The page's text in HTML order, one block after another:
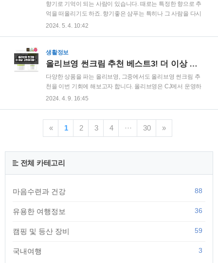
는 고유의 장점과 단점을 가지고 있으며, 개인의 피부 타입과 민
감도에 따라 선택이 달라질 수 있습니다. 자외선 차단제를 선택
할 때는 자신의 피부 상태와 사용 환경을 고려하고, 필요시 전문
가의 상담을 받는 것이 바람직합니다. 유..
향기로 기억이 되는 사람이 있습니다. 때로는 특정한 향으로 추
억을 떠올리기도 하죠. 향기좋은 샴푸는 특히나 그 사람을 다시
한번 되돌아보게 되는 매력을 가지고 있습니다. 특히나 연인간
다. 향기좋은 샴푸 순위는 사람에 따라 다를 수 있습니다. 누군
가에게는 너무나도 향기좋은 샴푸일 수 있지만, 다른 이에게는
굉장히 어려운 작업 중 하나입니다. 차라리 아무 향이 나지 않고
냄새라도 나지 않게 유지하는 것이 더 효과적일지 모르죠. 하지
만 그래도 향기좋은 샴푸를 포기할 수 없다면 찾아야죠. 샴푸의
향기를 결정하는 것은? 향기좋은 샴푸 순위..
2024. 5. 4. 10:42
생활정보
올리브영 썬크림 추천 베스트3! 더 이상 고민하지마~
다양한 상품을 파는 올리브영, 그중에서도 올리브영 썬크림 추
천을 이번 기회에 해보고자 합니다. 올리브영은 CJ에서 운영하
는 부티앤헬스 스토어로서 드럭스토어를 표방하여 만들었지만
썬, 즉 태앙의 자외선으로부터 피부를 보호하기 위한 제품입니
다. 현재 올리브영에는 다양한 썬크림을 판매하고 있는데요. 오
과자외선 차단제는 피부를 자외선(UV) 손상으로부터 보호하는
핵심적인 역할을 합니다. 이러한 제품의 효과는 다양한 성분과
2024. 4. 9. 16:45
« 1 2 3 4 ··· 30 »
전체 카테고리
마음수련과 건강 88
유용한 여행정보 36
캠핑 및 등산 장비 59
국내여행 3